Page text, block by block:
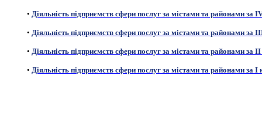
• Діяльність підприємств сфери послуг за містами та районами за
• Діяльність підприємств сфери послуг за містами та районами за
• Діяльність підприємств сфери послуг за містами та районами за
• Діяльність підприємств сфери послуг за містами та районами за I